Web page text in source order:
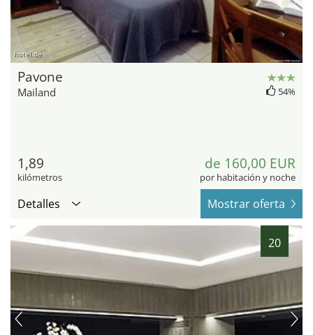
hotel.de
Pavone
Mailand 54%
1,89
kilómetros
de 160,00 EUR
por habitación y noche
Detalles Mostrar oferta
20